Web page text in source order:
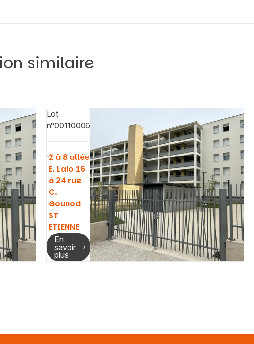
similaire
Lot
n°00110006
2 à 8 allée
E. Lalo 16
à 24 rue
C.
Gounod
ST
ETIENNE
En
savoir
plus